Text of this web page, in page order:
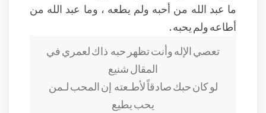
ما عبد الله من أحبه ولم يطعه ، وما عبد الله من
أطاعه ولم يحبه .
تعصي الإله وأنت تظهر حبه ذاك لعمري في
المقال شنيع
لو كان حبك صادقاً لأطـعته إن المحب لـمن
يحب يطيع